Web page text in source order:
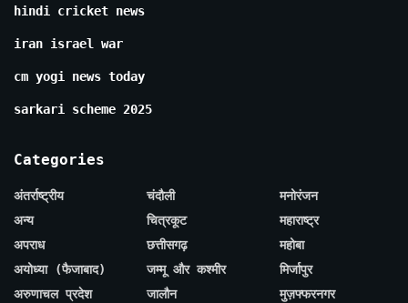
hindi cricket news
iran israel war
cm yogi news today
sarkari scheme 2025
Categories
अंतर्राष्ट्रीय
अन्य
अपराध
अयोध्या (फैजाबाद)
अरुणाचल प्रदेश
चंदौली
चित्रकूट
छत्तीसगढ़
जम्मू और कश्मीर
जालौन
मनोरंजन
महाराष्ट्र
महोबा
मिर्जापुर
मुज़फ्फरनगर